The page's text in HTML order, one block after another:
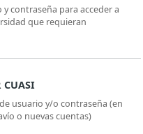
contraseña para acceder a
que requieran
CUASI
usuario y/o contraseña (en
o nuevas cuentas)